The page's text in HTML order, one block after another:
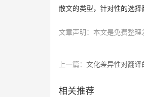
散文的类型，针对性的选择
文章声明：本文是免费整理
上一篇： 文化差异性对翻译
相关推荐